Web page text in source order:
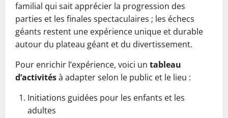
familial qui sait apprécier la progression des
parties et les finales spectaculaires ; les échecs
géants restent une expérience unique et durable
autour du plateau géant et du divertissement.
Pour enrichir l’expérience, voici un tableau
d’activitésà adapter selon le public et le lieu :
Initiations guidées pour les enfants et les
adultes